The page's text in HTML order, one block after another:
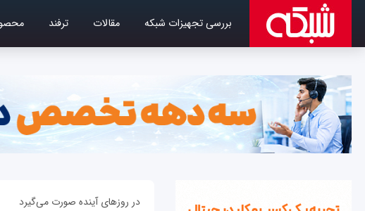
بررسی تجهیزات شبکه مقالات ترفند
در روز‌های آینده صورت می‌گیرد